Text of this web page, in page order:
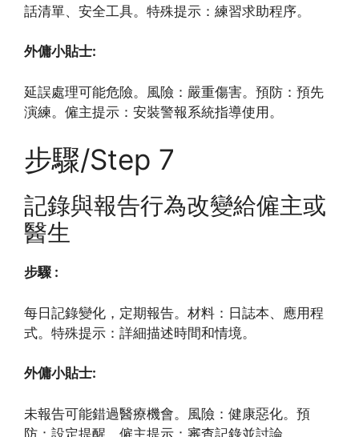
話清單、安全工具。特殊提示：練習求助程序。
外傭小貼士:
延誤處理可能危險。風險：嚴重傷害。預防：預先
演練。僱主提示：安裝警報系統指導使用。
步驟/Step 7
記錄與報告行為改變給僱主或
醫生
步驟 :
每日記錄變化，定期報告。材料：日誌本、應用程
式。特殊提示：詳細描述時間和情境。
外傭小貼士:
未報告可能錯過醫療機會。風險：健康惡化。預
防：設定提醒。僱主提示：審查記錄並討論。